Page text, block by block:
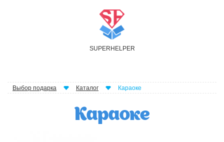
SUPER H ELPER
Выбор подарка Каталог Караоке
Караоке